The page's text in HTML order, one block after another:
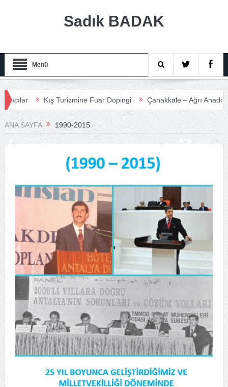
Sadık BADAK
Menü
Kış Turizmine Fuar Dopingi Çanakkale – Ağrı Anadolu
ANA SAYFA 1990-2015